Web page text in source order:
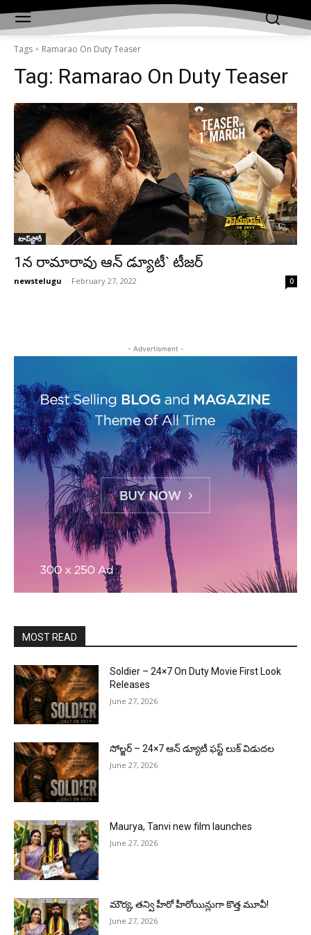
Tags Ramarao On Duty Teaser
Tag: Ramarao On Duty Teaser
టాప్‌స్టోరీ
1న‌ రామారావు ఆన్ డ్యూటీ` టీజర్
newstelugu - February 27, 2022 0
- Advertisment -
MOST READ
Soldier – 24×7 On Duty Movie First Look
Releases
June 27, 2026
సోల్జర్ – 24×7 ఆన్ డ్యూటీ ఫస్ట్ లుక్ విడుదల
June 27, 2026
Maurya, Tanvi new film launches
June 27, 2026
మౌర్య‌, త‌న్వి హీరో హీరోయిన్లుగా కొత్త మూవీ!
June 27, 2026